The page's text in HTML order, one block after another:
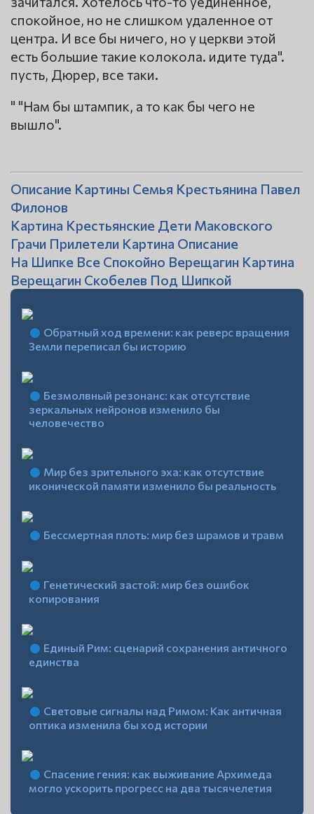
спокойное, но не слишком удаленное от
центра. И все бы ничего, но у церкви этой
есть большие такие колокола. идите туда".
пусть, Дюрер, все таки.
" "Нам бы штампик, а то как бы чего не
вышло".
Описание Картины Семья Крестьянина Павел
Филонов
Картина Крестьянские Дети Маковского
Грачи Прилетели Картина Описание
На Шипке Все Спокойно Верещагин Картина
Верещагин Скобелев Под Шипкой
Обратный ход времени: как реверс вращения
Земли переписал бы историю
Безмолвный резонанс: как отсутствие
зеркальных нейронов изменило бы
человечество
Мир без зрительного эха: как отсутствие
иконической памяти изменило бы реальность
Бессмертная плоть: мир без шрамов и травм
Генетический застой: мир без ошибок
копирования
Единый Рим: сценарий сохранения античного
единства
Световые сигналы над Римом: Как античная
оптика изменила бы ход истории
Спасение гения: как выживание Архимеда
могло ускорить прогресс на два тысячелетия